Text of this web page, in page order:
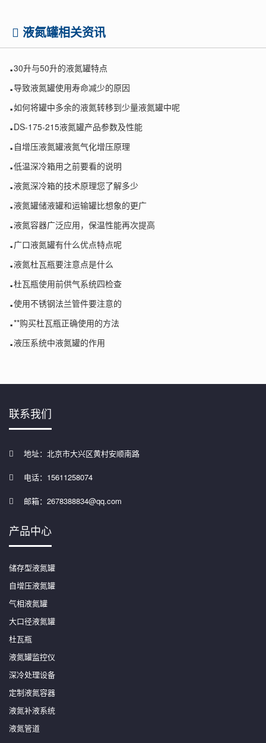
液氮罐相关资讯
.30升与50升的液氮罐特点
.导致液氮罐使用寿命减少的原因
.如何将罐中多余的液氮转移到少量液氮罐中呢
.DS-175-215液氮罐产品参数及性能
. 自增压液氮罐液氮气化增压原理
.低温深冷箱用之前要看的说明
.液氮深冷箱的技术原理您了解多少
.液氮罐储液罐和运输罐比想象的更广
.液氮容器广泛应用，保温性能再次提高
.广口液氮罐有什么优点特点呢
.液氮杜瓦瓶要注意点是什么
.杜瓦瓶使用前供气系统四检查
.使用不锈钢法兰管件要注意的
.**购买杜瓦瓶正确使用的方法
.液压系统中液氮罐的作用
联系我们
地址：北京市大兴区黄村安顺南路
电话：15611258074
邮箱：2678388834@qq.com
产品中心
储存型液氮罐
自增压液氮罐
气相液氮罐
大口径液氮罐
杜瓦瓶
液氮罐监控仪
深冷处理设备
定制液氮容器
液氮补液系统
液氮管道